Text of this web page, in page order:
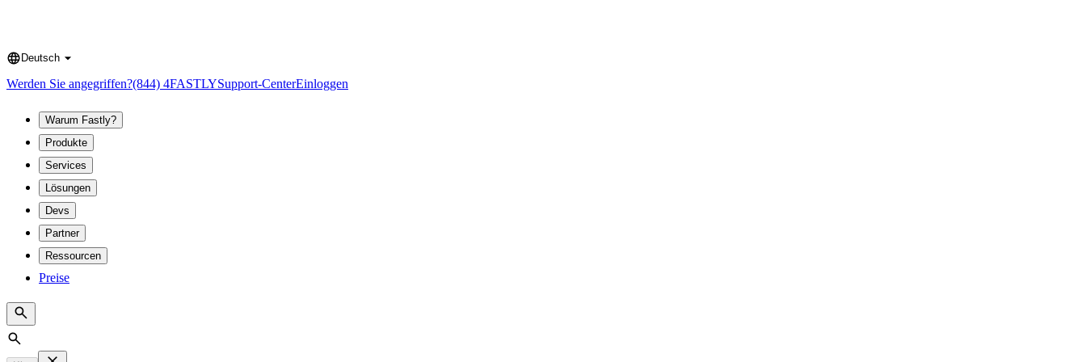
Language
Deutsch
Werden Sie angegriffen?(844) 4FASTLYSupport-CenterEinloggen
Warum Fastly?
Produkte
Services
Lösungen
Devs
Partner
Ressourcen
Preise
Search